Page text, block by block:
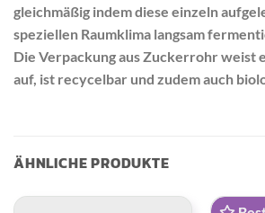
gleichmäßig indem diese einzeln
speziellen Raumklima langsam
Die Verpackung aus Zuckerrohr weist
auf, ist recycelbar und zudem auch
ÄHNLICHE PRODUKTE